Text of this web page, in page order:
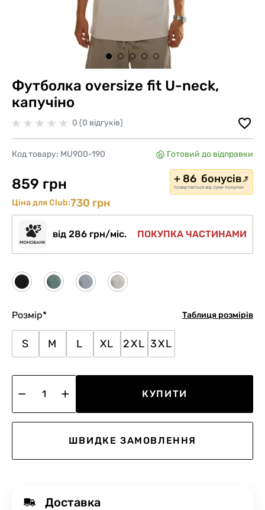
Футболка oversize fit U-neck,
капучіно
0 (0 відгуків)
Код товару: MU900-190 Готовий до відправки
859 грн + 86 бонусів
повертається від суми покупки
Ціна для Club:730 грн
від 286 грн/міс. ПОКУПКА ЧАСТИНАМИ
Таблиця розмірів
Розмір*
S M L XL 2XL 3XL
КУПИТИ
ШВИДКЕ ЗАМОВЛЕННЯ
Доставка